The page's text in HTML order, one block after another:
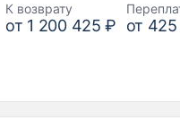
К возврату
от 1 200 425 ₽ от